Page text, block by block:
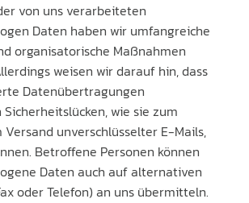
von uns verarbeiteten
Daten haben wir umfangreiche
organisatorische Maßnahmen
weisen wir darauf hin, dass
Datenübertragungen
wie sie zum
Versand unverschlüsselter E-Mails,
Betroffene Personen können
Daten auch auf alternativen
oder Telefon) an uns übermitteln.